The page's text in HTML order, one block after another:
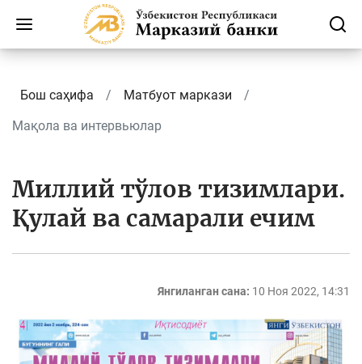
Бош саҳифа
Матбуот маркази
Мақола ва интервьюлар
Миллий тўлов тизимлари.
Қулай ва самарали ечим
Янгиланган сана: 10 Ноя 2022, 14:31